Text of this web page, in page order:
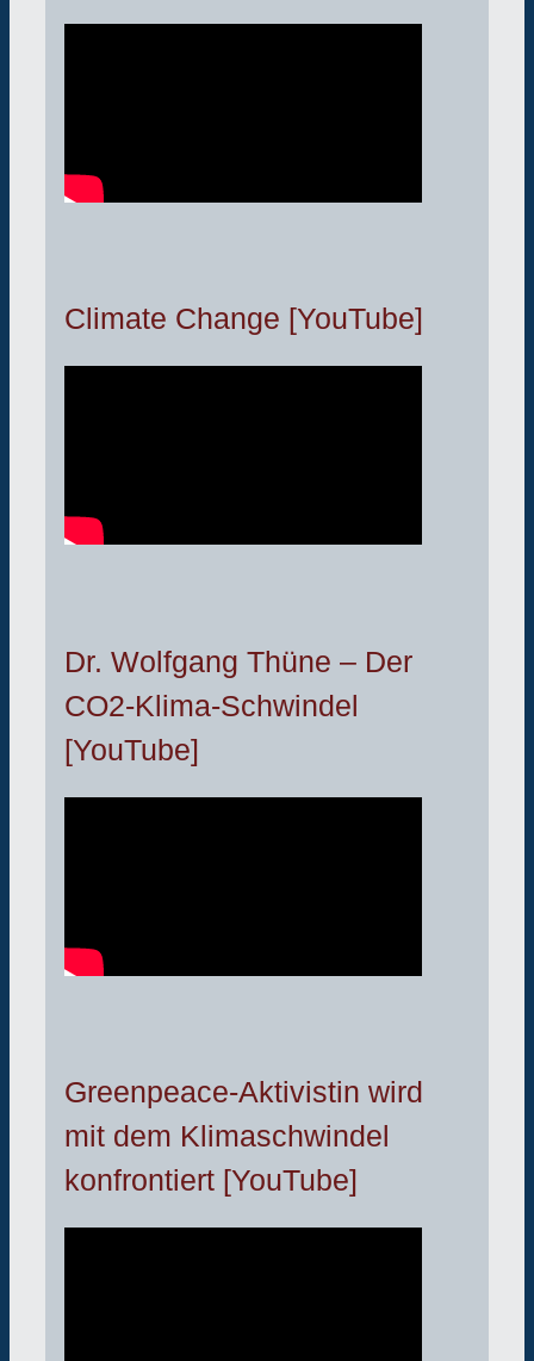
Climate Change [YouTube]
Dr. Wolfgang Thüne – Der
CO2-Klima-Schwindel
[YouTube]
Greenpeace-Aktivistin wird
mit dem Klimaschwindel
konfrontiert [YouTube]